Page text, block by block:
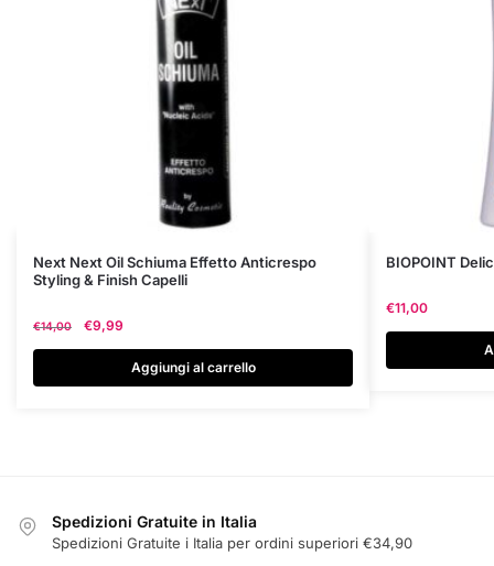
Next Next Oil Schiuma Effetto Anticrespo
Styling & Finish Capelli
€14,00
Il
originale
era:
€9,99
attuale
è:
Aggiungi al carrello
BIOPOINT
€11,00
Spedizioni Gratuite in Italia
Spedizioni Gratuite i Italia per ordini superiori €34,90